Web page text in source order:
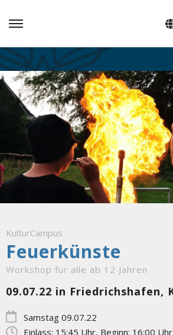
KulturCampus
Feuerkünste
Workshop für alle ab 12 Jahren
Samstag 09.07.22
Einlass: 15:45 Uhr, Beginn: 16:00 Uhr